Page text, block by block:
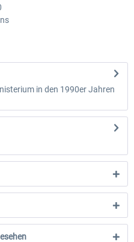
in den 1990er Jahren